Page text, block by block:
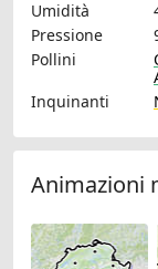
Umidità
Pressione
Pollini
Inquinanti
Animazioni